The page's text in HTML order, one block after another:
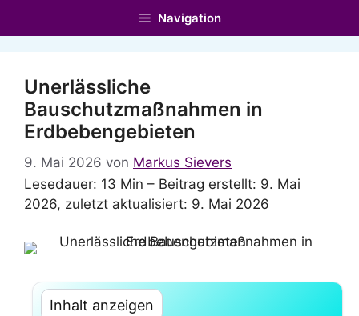
Navigation
Unerlässliche
Bauschutzmaßnahmen in
Erdbebengebieten
9. Mai 2026 von Markus Sievers
Lesedauer: 13 Min – Beitrag erstellt: 9. Mai
2026, zuletzt aktualisiert: 9. Mai 2026
Inhalt anzeigen